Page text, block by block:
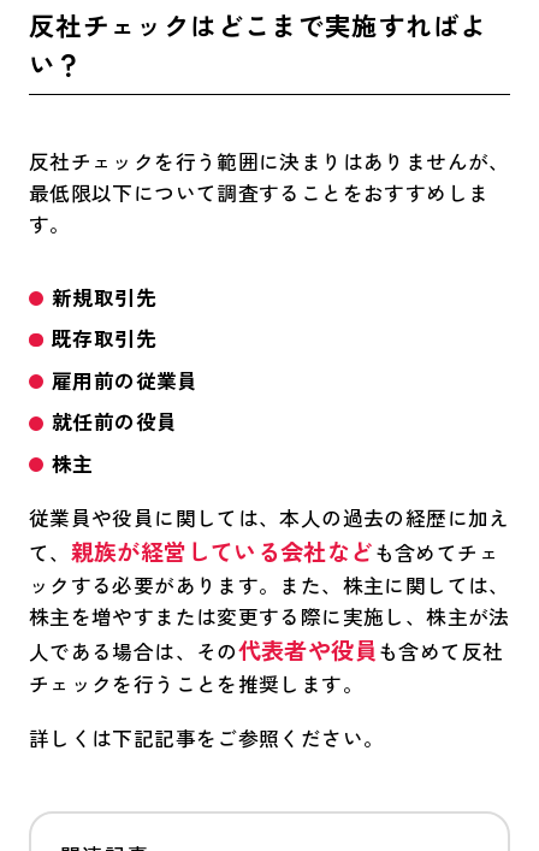
反社チェックはどこまで実施すればよ
い？
反社チェックを行う範囲に決まりはありませんが、
最低限以下について調査することをおすすめしま
す。
新規取引先
既存取引先
雇用前の従業員
就任前の役員
株主
従業員や役員に関しては、本人の過去の経歴に加え
て、 親族が経営している会社なども含めてチェ
ックする必要があります。また、株主に関しては、
株主を増やすまたは変更する際に実施し、株主が法
人である場合は、その代表者や役員も含めて反社
チェックを行うことを推奨します。
詳しくは下記記事をご参照ください。